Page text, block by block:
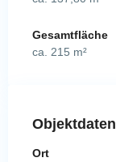
Gesamtfläche
ca. 215 m²
Objektdaten
Ort